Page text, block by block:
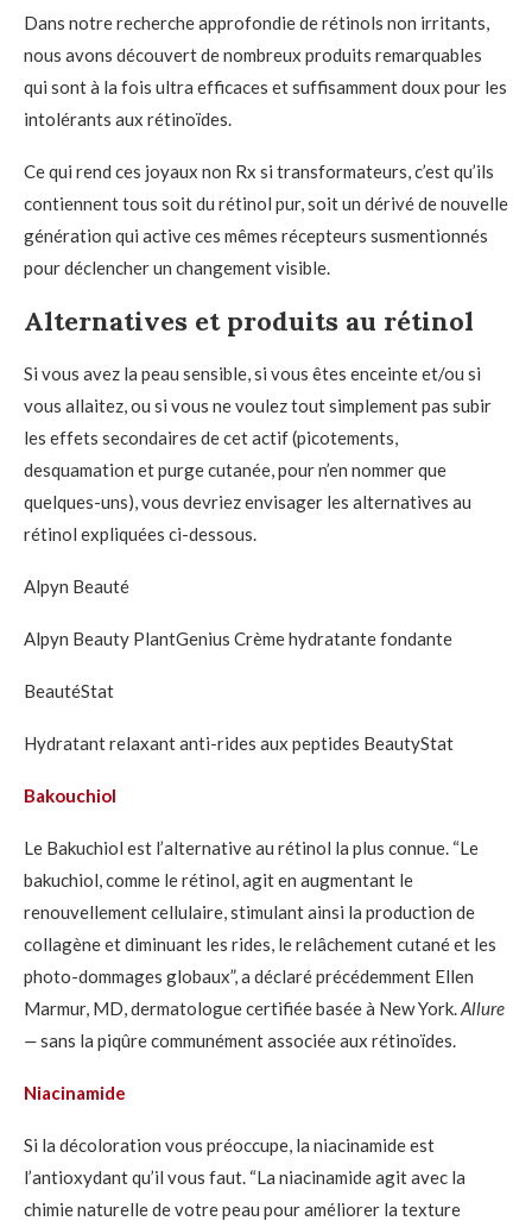
Dans notre recherche approfondie de rétinols non irritants,
nous avons découvert de nombreux produits remarquables
qui sont à la fois ultra efficaces et suffisamment doux pour les
intolérants aux rétinoïdes.
Ce qui rend ces joyaux non Rx si transformateurs, c’est qu’ils
contiennent tous soit du rétinol pur, soit un dérivé de nouvelle
génération qui active ces mêmes récepteurs susmentionnés
pour déclencher un changement visible.
Alternatives et produits au rétinol
Si vous avez la peau sensible, si vous êtes enceinte et/ou si
vous allaitez, ou si vous ne voulez tout simplement pas subir
les effets secondaires de cet actif (picotements,
desquamation et purge cutanée, pour n’en nommer que
quelques-uns), vous devriez envisager les alternatives au
rétinol expliquées ci-dessous.
Alpyn Beauté
Alpyn Beauty PlantGenius Crème hydratante fondante
BeautéStat
Hydratant relaxant anti-rides aux peptides BeautyStat
Bakouchiol
Le Bakuchiol est l’alternative au rétinol la plus connue. “Le
bakuchiol, comme le rétinol, agit en augmentant le
renouvellement cellulaire, stimulant ainsi la production de
collagène et diminuant les rides, le relâchement cutané et les
photo-dommages globaux”, a déclaré précédemment Ellen
Marmur, MD, dermatologue certifiée basée à New York.Allure
—sans la piqûre communément associée aux rétinoïdes.
Niacinamide
Si la décoloration vous préoccupe, la niacinamide est
l’antioxydant qu’il vous faut. “La niacinamide agit avec la
chimie naturelle de votre peau pour améliorer la texture